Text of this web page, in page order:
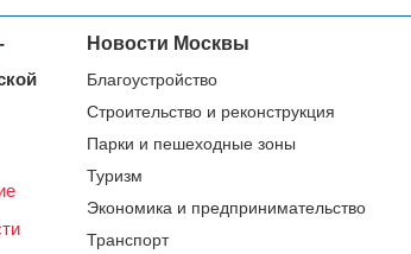
-
Новости Москвы
Благоустройство
Строительство и реконструкция
Парки и пешеходные зоны
Туризм
Экономика и предпринимательство
Транспорт